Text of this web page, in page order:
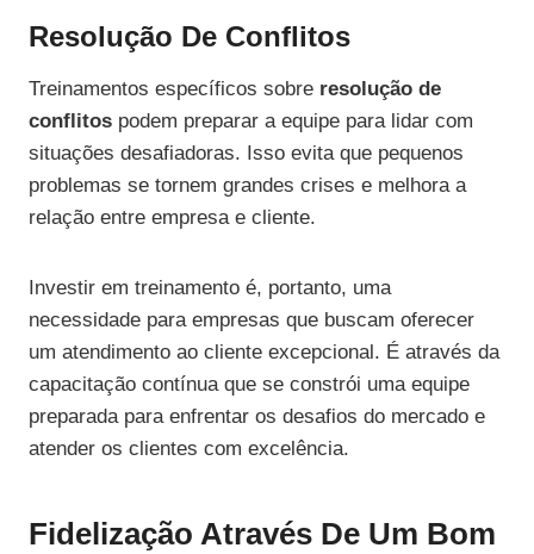
Resolução De Conflitos
Treinamentos específicos sobre resolução de
conflitos podem preparar a equipe para lidar com
situações desafiadoras. Isso evita que pequenos
problemas se tornem grandes crises e melhora a
relação entre empresa e cliente.
Investir em treinamento é, portanto, uma
necessidade para empresas que buscam oferecer
um atendimento ao cliente excepcional. É através da
capacitação contínua que se constrói uma equipe
preparada para enfrentar os desafios do mercado e
atender os clientes com excelência.
Fidelização Através De Um Bom